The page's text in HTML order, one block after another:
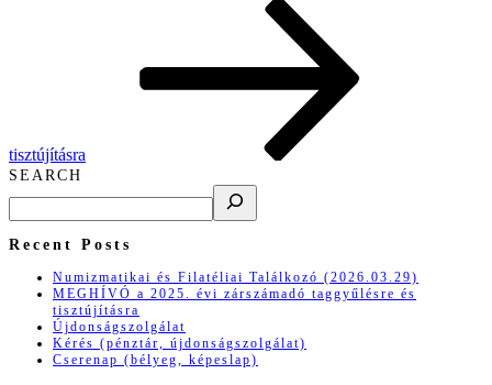
tisztújításra
SEARCH
Recent Posts
Numizmatikai és Filatéliai Találkozó (2026.03.29)
MEGHÍVÓ a 2025. évi zárszámadó taggyűlésre és
tisztújításra
Újdonságszolgálat
Kérés (pénztár, újdonságszolgálat)
Cserenap (bélyeg, képeslap)